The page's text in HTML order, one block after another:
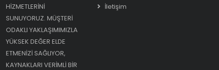
HIZMETLERINI
SUNUYORUZ. MÜŞTERI
ODAKLI YAKLAŞIMIMIZLA
YÜKSEK DEĞER ELDE
ETMENIZI SAĞLIYOR,
KAYNAKLARI VERIMLI BIR
İletişim